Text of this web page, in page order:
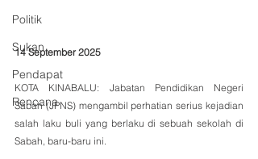
Politik
Sukan
Pendapat
Rencana
14 September 2025
KOTA KINABALU: Jabatan Pendidikan Negeri
Sabah (JPNS) mengambil perhatian serius kejadian
salah laku buli yang berlaku di sebuah sekolah di
Sabah, baru-baru ini.